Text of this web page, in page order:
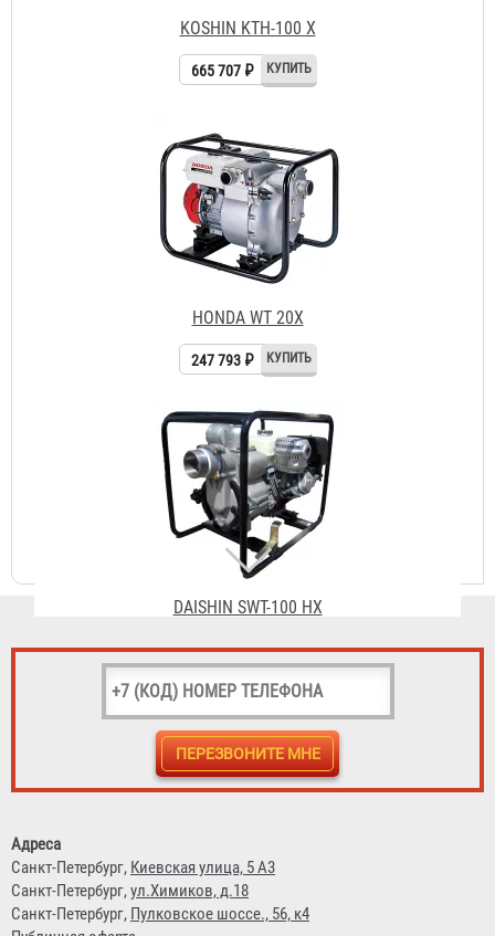
HONDA WТ 20Х
247 793 ₽
DAISHIN SWT-100 HX
425 315 ₽
CHAMPION GTP 80
31 714 ₽
Адреса
Санкт-Петербург, Киевская улица, 5 А3
Санкт-Петербург,ул.Химиков, д.18
Санкт-Петербург, Пулковское шоссе., 56, к4